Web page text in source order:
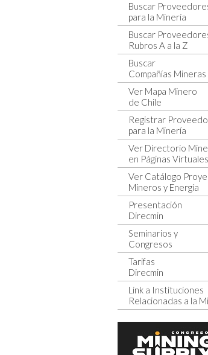
Buscar
para la Minería
Buscar
Rubros A a la Z
Buscar
Compañías Mineras
Ver Mapa Minero
de Chile
Registrar
para la Minería
Ver Directorio
en Páginas Virtuales
Ver Catálogo
Mineros y Energía
Presentación
Direcmin
Seminarios y
Congresos
Tarifas
Direcmin
Link a Instituciones
Relacionadas a la